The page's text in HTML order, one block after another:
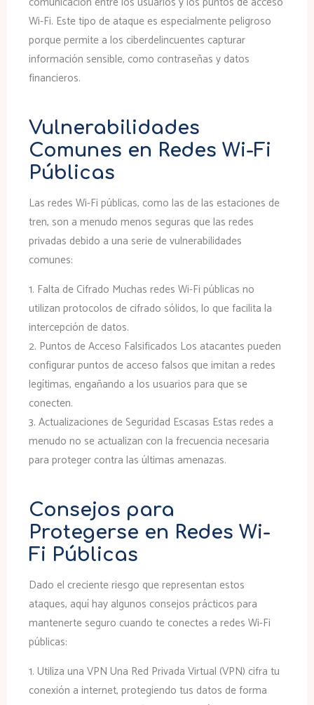
Wi-Fi. Este tipo de ataque es especialmente peligroso
porque permite a los ciberdelincuentes capturar
información sensible, como contraseñas y datos
financieros.
Vulnerabilidades
Comunes en Redes Wi-Fi
Públicas
Las redes Wi-Fi públicas, como las de las estaciones de
tren, son a menudo menos seguras que las redes
privadas debido a una serie de vulnerabilidades
comunes:
1. Falta de Cifrado Muchas redes Wi-Fi públicas no
utilizan protocolos de cifrado sólidos, lo que facilita la
intercepción de datos.
2. Puntos de Acceso Falsificados Los atacantes pueden
configurar puntos de acceso falsos que imitan a redes
legítimas, engañando a los usuarios para que se
conecten.
3. Actualizaciones de Seguridad Escasas Estas redes a
menudo no se actualizan con la frecuencia necesaria
para proteger contra las últimas amenazas.
Consejos para
Protegerse en Redes Wi-
Fi Públicas
Dado el creciente riesgo que representan estos
ataques, aquí hay algunos consejos prácticos para
mantenerte seguro cuando te conectes a redes Wi-Fi
públicas:
1. Utiliza una VPN Una Red Privada Virtual (VPN) cifra tu
conexión a internet, protegiendo tus datos de forma